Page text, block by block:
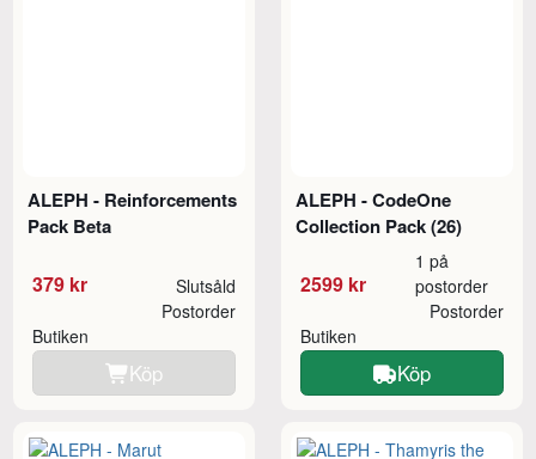
ALEPH - Reinforcements
Pack Beta
379 kr Slutsåld
Butiken
Postorder
Köp
ALEPH - CodeOne
Collection Pack (26)
2599 kr
1 på
postorder
Butiken
Postorder
Köp